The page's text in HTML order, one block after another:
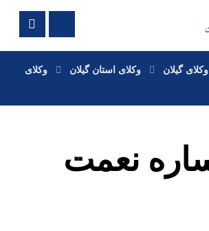
وکلای گیلان وکلای استان گیلان
وکلای
نعمت